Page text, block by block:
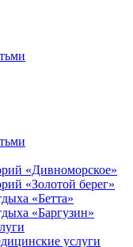
«Дивноморское»
«Золотой берег»
«Бетта»
«Баргузин»
услуги